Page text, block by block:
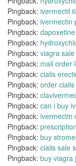
Pingback: ivermectil
Pingback: ivermectin
Pingback:
Pingback:
Pingback: viagra
Pingback: mail order
Pingback: cialis
Pingback: order
Pingback:
Pingback: can i buy
Pingback: ivermectin
Pingback:
Pingback: buy
Pingback: cialis sale
Pingback: buy viagra